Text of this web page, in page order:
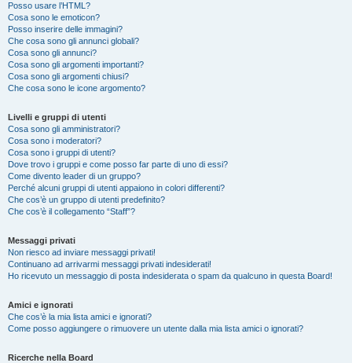
Posso usare l’HTML?
Cosa sono le emoticon?
Posso inserire delle immagini?
Che cosa sono gli annunci globali?
Cosa sono gli annunci?
Cosa sono gli argomenti importanti?
Cosa sono gli argomenti chiusi?
Che cosa sono le icone argomento?
Livelli e gruppi di utenti
Cosa sono gli amministratori?
Cosa sono i moderatori?
Cosa sono i gruppi di utenti?
Dove trovo i gruppi e come posso far parte di uno di essi?
Come divento leader di un gruppo?
Perché alcuni gruppi di utenti appaiono in colori differenti?
Che cos’è un gruppo di utenti predefinito?
Che cos’è il collegamento “Staff”?
Messaggi privati
Non riesco ad inviare messaggi privati!
Continuano ad arrivarmi messaggi privati indesiderati!
Ho ricevuto un messaggio di posta indesiderata o spam da qualcuno in questa Board!
Amici e ignorati
Che cos’è la mia lista amici e ignorati?
Come posso aggiungere o rimuovere un utente dalla mia lista amici o ignorati?
Ricerche nella Board